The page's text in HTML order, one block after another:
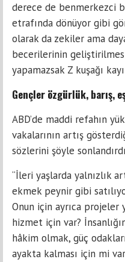
derece de benmerkezci
etrafında dönüyor gibi
olarak da zekiler ama
becerilerinin
yapamazsak Z kuşağı
Gençler özgürlük, barış,
ABD’de maddi refahın
vakalarının artış
sözlerini şöyle
“İleri yaşlarda yalnızlık
ekmek peynir gibi
Onun için ayrıca projeler
hizmet için var?
hâkim olmak, güç
ayakta kalması için mi